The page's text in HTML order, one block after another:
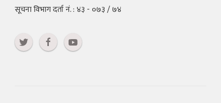
सूचना विभाग दर्ता नं. : ४३ - ०७३ / ७४